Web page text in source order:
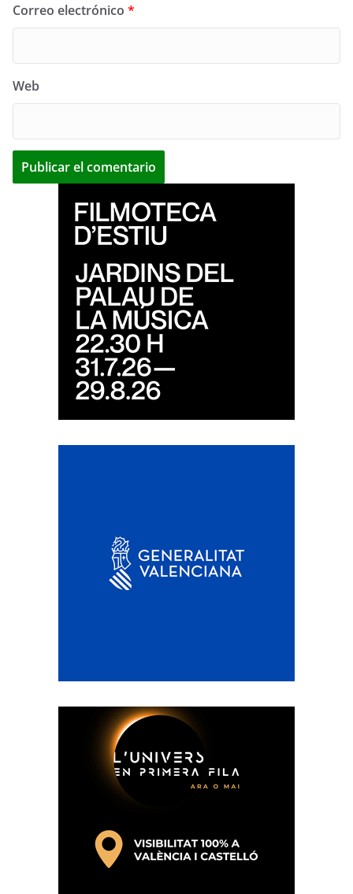
Correo electrónico *
Web